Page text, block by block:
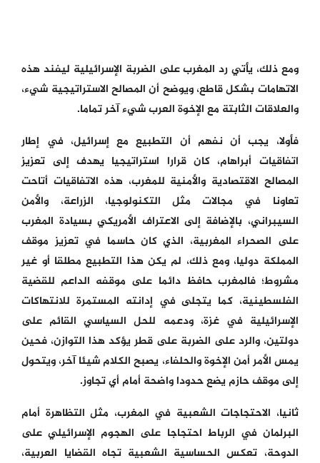
ومع ذلك، يأتي رد المغرب على الضربة الإسرائيلية ليفند هذه
الاتهامات بشكل قاطع، ويوضح أن المصالح الاستراتيجية شيء،
والعلاقات الثابتة مع الإخوة العرب شيء آخر تماما.
فأولا، يجب أن نفهم أن التطبيع مع إسرائيل، في إطار
اتفاقيات أبراهام، كان قرارا استراتيجيا يهدف إلى تعزيز
المصالح الاقتصادية والأمنية للمغرب، هذه الاتفاقيات أتاحت
تعاونا في مجالات مثل التكنولوجيا، الزراعة، والأمن
السيبراني، بالإضافة إلى الاعتراف الأمريكي بسيادة المغرب
على الصحراء المغربية، الذي كان حاسما في تعزيز موقف
المملكة دوليا، ومع ذلك، لم يكن هذا التطبيع مطلقا أو غير
مشروط؛ فالمغرب حافظ دائما على موقفه الداعم للقضية
الفلسطينية، كما يتجلى في إدانته المستمرة للانتهاكات
الإسرائيلية في غزة، ودعمه للحل السياسي القائم على
دولتين، والرد على الضربة على قطر يؤكد هذا التوازن، فحين
يمس الأمر أمن الإخوة والحلفاء، يصبح الكلام شيئا آخر، ويتحول
إلى موقف حازم يضع حدودا واضحة أمام أي تجاوز.
ثانيا، الاحتجاجات الشعبية في المغرب، مثل التظاهرة أمام
البرلمان في الرباط احتجاجا على الهجوم الإسرائيلي على
الدوحة، تعكس الحساسية الشعبية تجاه القضايا العربية،